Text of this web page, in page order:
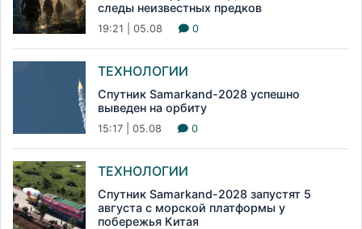
следы неизвестных предков
19:21 | 05.08 0
ТЕХНОЛОГИИ
Спутник Samarkand-2028 успешно
выведен на орбиту
15:17 | 05.08 0
ТЕХНОЛОГИИ
Спутник Samarkand-2028 запустят 5
августа с морской платформы у
побережья Китая